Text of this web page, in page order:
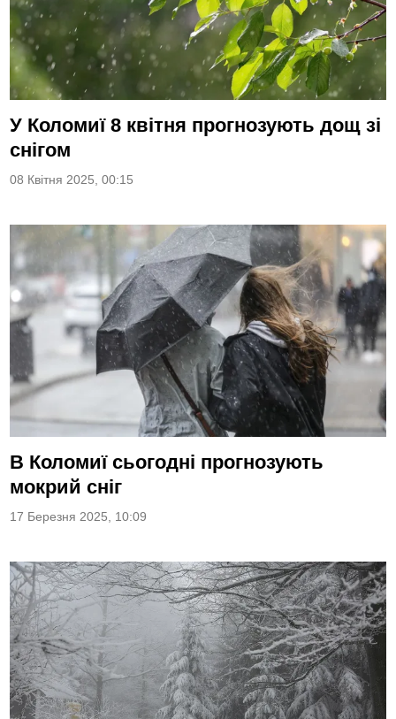
У Коломиї 8 квітня прогнозують дощ зі
снігом
08 Квітня 2025, 00:15
В Коломиї сьогодні прогнозують
мокрий сніг
17 Березня 2025, 10:09